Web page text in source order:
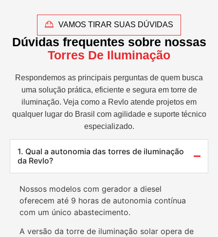
VAMOS TIRAR SUAS DÚVIDAS
Dúvidas frequentes sobre nossas
Torres De Iluminação
Respondemos as principais perguntas de quem busca
uma solução prática, eficiente e segura em torre de
iluminação. Veja como a Revlo atende projetos em
qualquer lugar do Brasil com agilidade e suporte técnico
especializado.
1. Qual a autonomia das torres de iluminação
da Revlo?
Nossos modelos com gerador a diesel
oferecem até 9 horas de autonomia contínua
com um único abastecimento.
A versão da torre de iluminação solar opera de